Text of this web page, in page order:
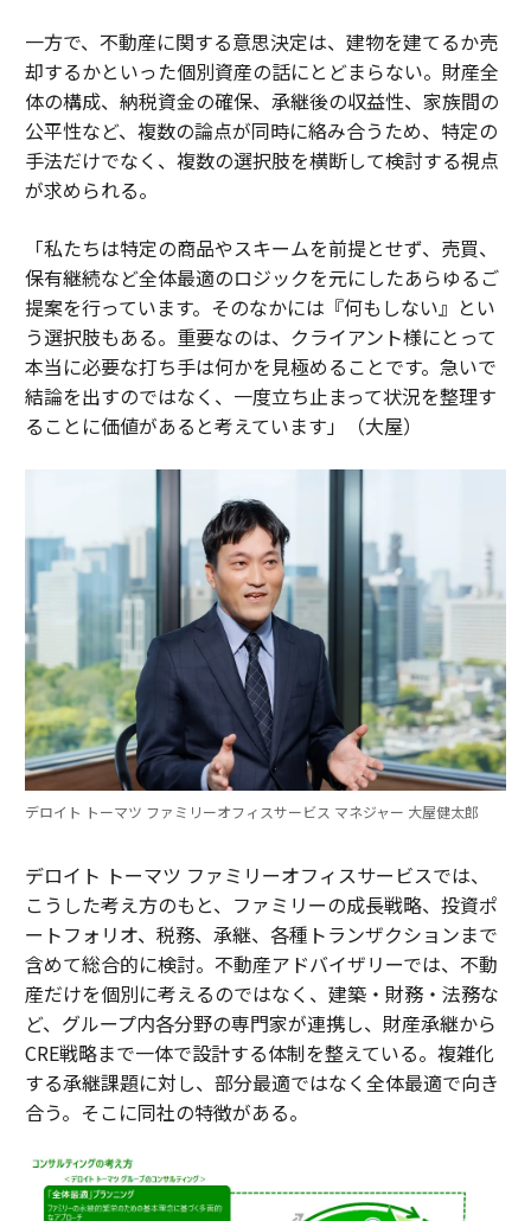
一方で、不動産に関する意思決定は、建物を建てるか売
却するかといった個別資産の話にとどまらない。財産全
体の構成、納税資金の確保、承継後の収益性、家族間の
公平性など、複数の論点が同時に絡み合うため、特定の
手法だけでなく、複数の選択肢を横断して検討する視点
が求められる。
「私たちは特定の商品やスキームを前提とせず、売買、
保有継続など全体最適のロジックを元にしたあらゆるご
提案を行っています。そのなかには『何もしない』とい
う選択肢もある。重要なのは、クライアント様にとって
本当に必要な打ち手は何かを見極めることです。急いで
結論を出すのではなく、一度立ち止まって状況を整理す
ることに価値があると考えています」（大屋）
デロイト トーマツ ファミリーオフィスサービス マネジャー 大屋健太郎
デロイト トーマツ ファミリーオフィスサービスでは、
こうした考え方のもと、ファミリーの成長戦略、投資ポ
ートフォリオ、税務、承継、各種トランザクションまで
含めて総合的に検討。不動産アドバイザリーでは、不動
産だけを個別に考えるのではなく、建築・財務・法務な
ど、グループ内各分野の専門家が連携し、財産承継から
CRE戦略まで一体で設計する体制を整えている。複雑化
する承継課題に対し、部分最適ではなく全体最適で向き
合う。そこに同社の特徴がある。